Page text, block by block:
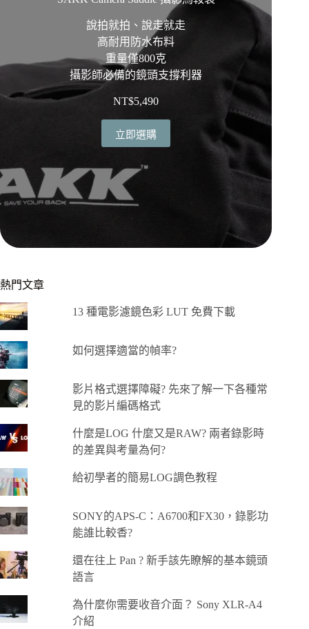
說拍就拍、說走就走
高耐用防水布料
重量僅800克
攝影師必備的鏡頭支撐利器
NT$5,490
立即選購
熱門文章
13 種電影濾鏡色彩 LUT 免費下載
如何選擇適當的幀率?
影片格式選擇障礙? 先來了解一下各種常
見的影片編碼格式
什麼是LOG 什麼又是RAW? 兩者錄影時
的差異與考量為何?
給初學者的簡易LOG調色教程
SONY的APS-C：A6700和FX30，錄影功
能誰比較香?
還在往上 Pan ? 新手該先瞭解的基本鏡頭
語言
為什麼你需要收音介面？ Sony XLR-A4
介紹